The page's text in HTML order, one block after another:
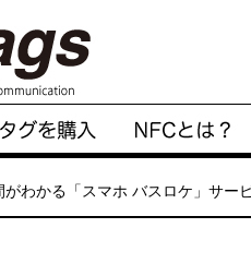
わかる「スマホ バスロケ」サー